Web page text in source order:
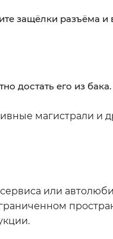
защёлки разъёма и
достать его из бака.
магистрали и
или